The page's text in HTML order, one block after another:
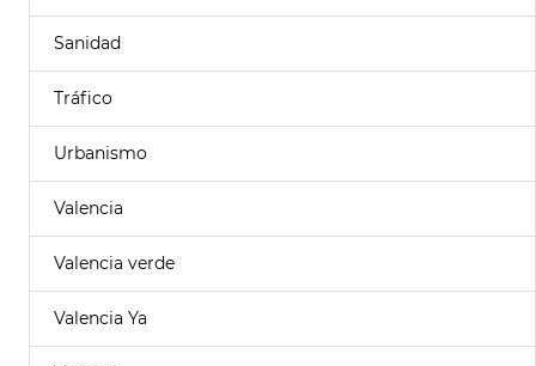
Sanidad
Tráfico
Urbanismo
Valencia
Valencia verde
Valencia Ya